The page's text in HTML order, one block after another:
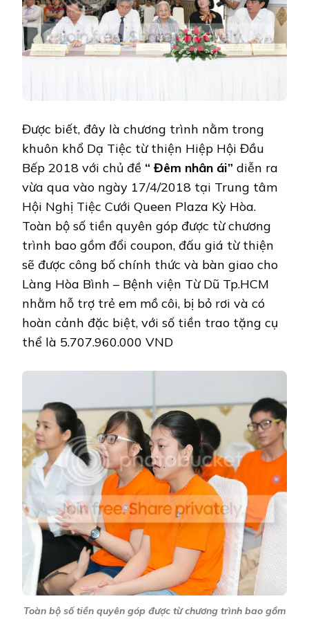
Được biết, đây là chương trình nằm trong
khuôn khổ Dạ Tiệc từ thiện Hiệp Hội Đầu
Bếp 2018 với chủ đề “ Đêm nhân ái” diễn ra
vừa qua vào ngày 17/4/2018 tại Trung tâm
Hội Nghị Tiệc Cưới Queen Plaza Kỳ Hòa.
Toàn bộ số tiền quyên góp được từ chương
trình bao gồm đổi coupon, đấu giá từ thiện
sẽ được công bố chính thức và bàn giao cho
Làng Hòa Bình – Bệnh viện Từ Dũ Tp.HCM
nhằm hỗ trợ trẻ em mồ côi, bị bỏ rơi và có
hoàn cảnh đặc biệt, với số tiền trao tặng cụ
thể là 5.707.960.000 VND
Toàn bộ số tiền quyên góp được từ chương trình bao gồm